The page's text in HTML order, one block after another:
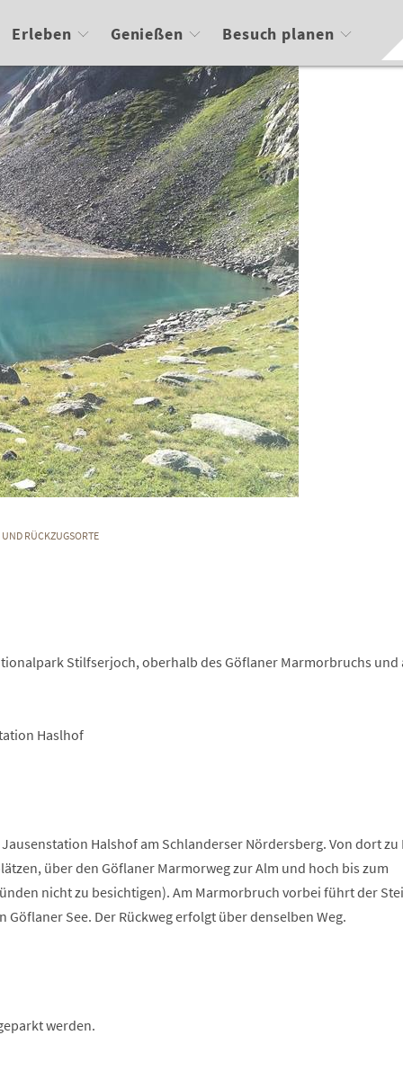
Erleben Genießen Besuch planen
RÜCKZUGSORTE
Stilfserjoch, oberhalb des Göflaner Marmorbruchs und
Haslhof
Halshof am Schlanderser Nördersberg. Von dort zu
über den Göflaner Marmorweg zur Alm und hoch bis zum
nicht zu besichtigen). Am Marmorbruch vorbei führt der
See. Der Rückweg erfolgt über denselben Weg.
werden.